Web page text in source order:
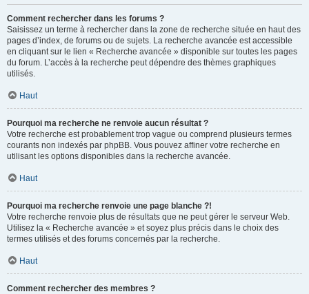
Comment rechercher dans les forums ?
Saisissez un terme à rechercher dans la zone de recherche située en haut des
pages d’index, de forums ou de sujets. La recherche avancée est accessible
en cliquant sur le lien « Recherche avancée » disponible sur toutes les pages
du forum. L’accès à la recherche peut dépendre des thèmes graphiques
utilisés.
Haut
Pourquoi ma recherche ne renvoie aucun résultat ?
Votre recherche est probablement trop vague ou comprend plusieurs termes
courants non indexés par phpBB. Vous pouvez affiner votre recherche en
utilisant les options disponibles dans la recherche avancée.
Haut
Pourquoi ma recherche renvoie une page blanche ?!
Votre recherche renvoie plus de résultats que ne peut gérer le serveur Web.
Utilisez la « Recherche avancée » et soyez plus précis dans le choix des
termes utilisés et des forums concernés par la recherche.
Haut
Comment rechercher des membres ?